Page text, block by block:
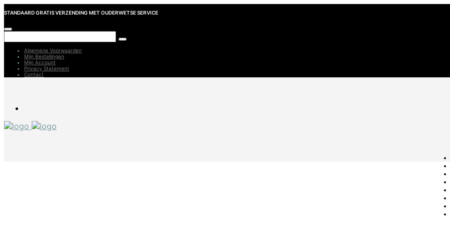
STANDAARD GRATIS VERZENDING MET OUDERWETSE SERVICE
Algemene Voorwaarden
Mijn Bestellingen
Mijn Account
Privacy Statement
Contact